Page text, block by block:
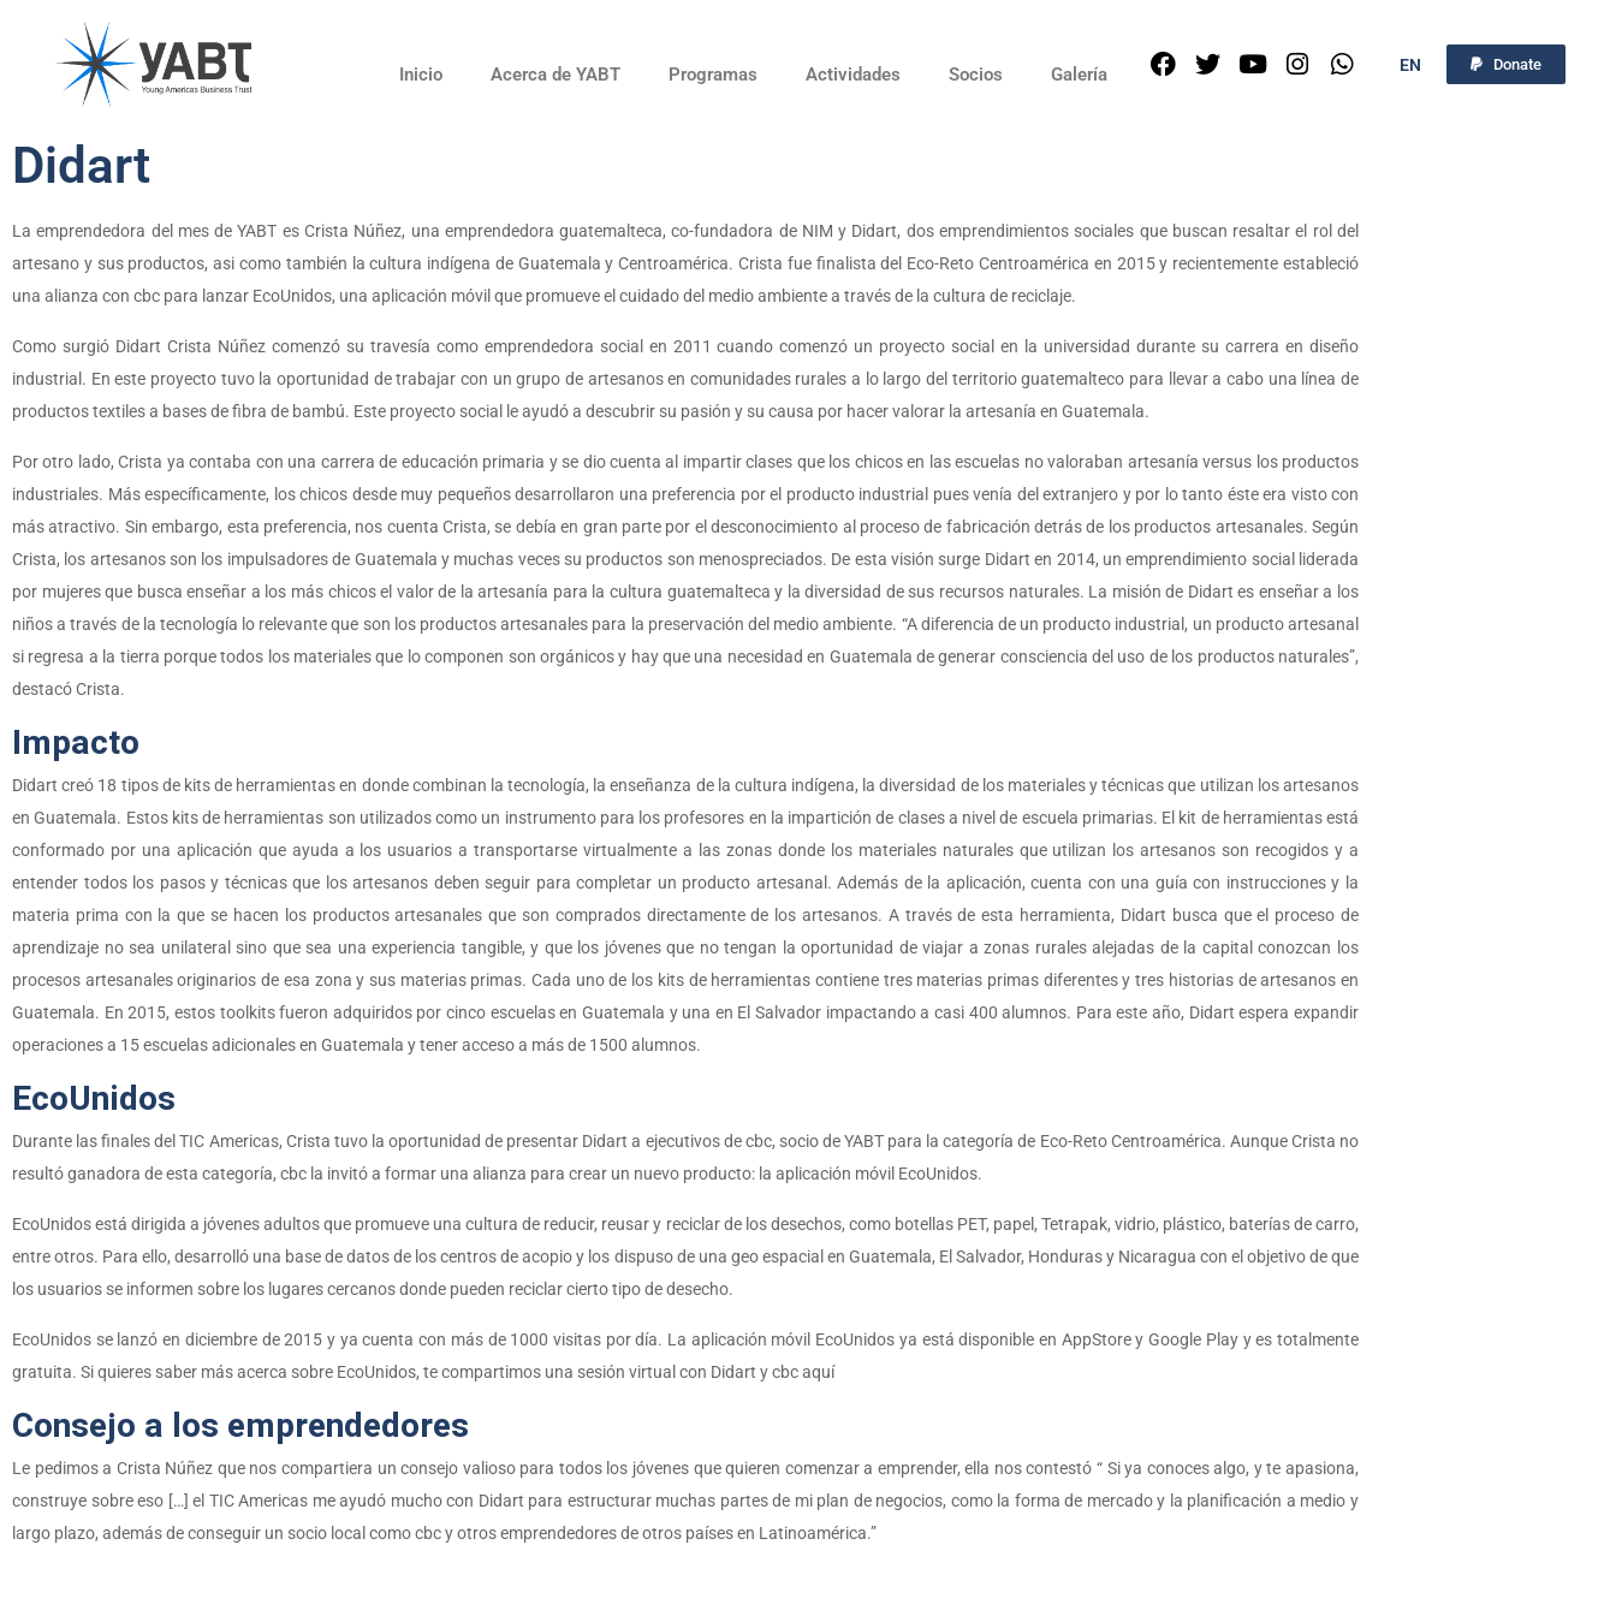
Inicio Acerca de YABT Programas Actividades Socios Galería EN Donate
Didart
La emprendedora del mes de YABT es Crista Núñez, una emprendedora guatemalteca, co-fundadora de NIM y Didart, dos emprendimientos sociales que buscan resaltar el rol del
artesano y sus productos, asi como también la cultura indígena de Guatemala y Centroamérica. Crista fue finalista del Eco-Reto Centroamérica en 2015 y recientemente estableció
una alianza con cbc para lanzar EcoUnidos, una aplicación móvil que promueve el cuidado del medio ambiente a través de la cultura de reciclaje.
Como surgió Didart Crista Núñez comenzó su travesía como emprendedora social en 2011 cuando comenzó un proyecto social en la universidad durante su carrera en diseño
industrial. En este proyecto tuvo la oportunidad de trabajar con un grupo de artesanos en comunidades rurales a lo largo del territorio guatemalteco para llevar a cabo una línea de
productos textiles a bases de fibra de bambú. Este proyecto social le ayudó a descubrir su pasión y su causa por hacer valorar la artesanía en Guatemala.
Por otro lado, Crista ya contaba con una carrera de educación primaria y se dio cuenta al impartir clases que los chicos en las escuelas no valoraban artesanía versus los productos
industriales. Más específicamente, los chicos desde muy pequeños desarrollaron una preferencia por el producto industrial pues venía del extranjero y por lo tanto éste era visto con
más atractivo. Sin embargo, esta preferencia, nos cuenta Crista, se debía en gran parte por el desconocimiento al proceso de fabricación detrás de los productos artesanales. Según
Crista, los artesanos son los impulsadores de Guatemala y muchas veces su productos son menospreciados. De esta visión surge Didart en 2014, un emprendimiento social liderada
por mujeres que busca enseñar a los más chicos el valor de la artesanía para la cultura guatemalteca y la diversidad de sus recursos naturales. La misión de Didart es enseñar a los
niños a través de la tecnología lo relevante que son los productos artesanales para la preservación del medio ambiente. “A diferencia de un producto industrial, un producto artesanal
si regresa a la tierra porque todos los materiales que lo componen son orgánicos y hay que una necesidad en Guatemala de generar consciencia del uso de los productos naturales”,
destacó Crista.
Impacto
Didart creó 18 tipos de kits de herramientas en donde combinan la tecnología, la enseñanza de la cultura indígena, la diversidad de los materiales y técnicas que utilizan los artesanos
en Guatemala. Estos kits de herramientas son utilizados como un instrumento para los profesores en la impartición de clases a nivel de escuela primarias. El kit de herramientas está
conformado por una aplicación que ayuda a los usuarios a transportarse virtualmente a las zonas donde los materiales naturales que utilizan los artesanos son recogidos y a
entender todos los pasos y técnicas que los artesanos deben seguir para completar un producto artesanal. Además de la aplicación, cuenta con una guía con instrucciones y la
materia prima con la que se hacen los productos artesanales que son comprados directamente de los artesanos. A través de esta herramienta, Didart busca que el proceso de
aprendizaje no sea unilateral sino que sea una experiencia tangible, y que los jóvenes que no tengan la oportunidad de viajar a zonas rurales alejadas de la capital conozcan los
procesos artesanales originarios de esa zona y sus materias primas. Cada uno de los kits de herramientas contiene tres materias primas diferentes y tres historias de artesanos en
Guatemala. En 2015, estos toolkits fueron adquiridos por cinco escuelas en Guatemala y una en El Salvador impactando a casi 400 alumnos. Para este año, Didart espera expandir
operaciones a 15 escuelas adicionales en Guatemala y tener acceso a más de 1500 alumnos.
EcoUnidos
Durante las finales del TIC Americas, Crista tuvo la oportunidad de presentar Didart a ejecutivos de cbc, socio de YABT para la categoría de Eco-Reto Centroamérica. Aunque Crista no
resultó ganadora de esta categoría, cbc la invitó a formar una alianza para crear un nuevo producto: la aplicación móvil EcoUnidos.
EcoUnidos está dirigida a jóvenes adultos que promueve una cultura de reducir, reusar y reciclar de los desechos, como botellas PET, papel, Tetrapak, vidrio, plástico, baterías de carro,
entre otros. Para ello, desarrolló una base de datos de los centros de acopio y los dispuso de una geo espacial en Guatemala, El Salvador, Honduras y Nicaragua con el objetivo de que
los usuarios se informen sobre los lugares cercanos donde pueden reciclar cierto tipo de desecho.
EcoUnidos se lanzó en diciembre de 2015 y ya cuenta con más de 1000 visitas por día. La aplicación móvil EcoUnidos ya está disponible en AppStore y Google Play y es totalmente
gratuita. Si quieres saber más acerca sobre EcoUnidos, te compartimos una sesión virtual con Didart y cbc aquí
Consejo a los emprendedores
Le pedimos a Crista Núñez que nos compartiera un consejo valioso para todos los jóvenes que quieren comenzar a emprender, ella nos contestó “ Si ya conoces algo, y te apasiona,
construye sobre eso […] el TIC Americas me ayudó mucho con Didart para estructurar muchas partes de mi plan de negocios, como la forma de mercado y la planificación a medio y
largo plazo, además de conseguir un socio local como cbc y otros emprendedores de otros países en Latinoamérica.”